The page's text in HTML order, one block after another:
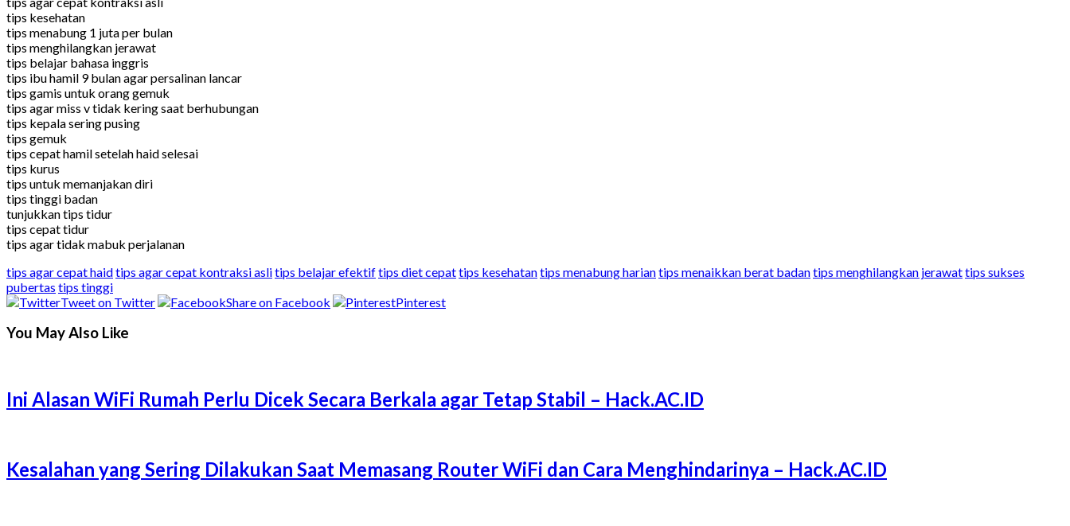
tips kesehatan
tips menabung 1 juta per bulan
tips menghilangkan jerawat
tips belajar bahasa inggris
tips ibu hamil 9 bulan agar persalinan lancar
tips gamis untuk orang gemuk
tips agar miss v tidak kering saat berhubungan
tips kepala sering pusing
tips gemuk
tips cepat hamil setelah haid selesai
tips kurus
tips untuk memanjakan diri
tips tinggi badan
tunjukkan tips tidur
tips cepat tidur
tips agar tidak mabuk perjalanan
tips agar cepat haidtips agar cepat kontraksi aslitips belajar efektiftips diet cepattips kesehatantips menabung hariantips menaikkan berat badantips menghilangkan jerawattips sukses
pubertas tips tinggi
Tweet on Twitter
Share on Facebook Pinterest
You May Also Like
Ini Alasan WiFi Rumah Perlu Dicek Secara Berkala agar Tetap Stabil – Hack.AC.ID
Kesalahan yang Sering Dilakukan Saat Memasang Router WiFi dan Cara Menghindarinya – Hack.AC.ID